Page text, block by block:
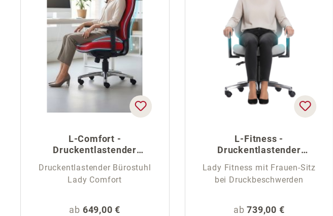
L-Comfort -
Druckentlastender
Druckentlastender Bürostuhl
Lady Comfort
Regulärer Preis:
ab 649,00 €
L-Fitness -
Druckentlastender
Lady Fitness mit Frauen-Sitz
bei Druckbeschwerden
Regulärer Preis:
ab739,00 €